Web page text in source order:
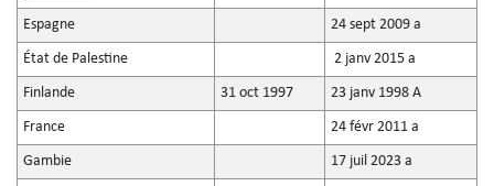
Espagne 24 sept 2009 a
État de Palestine 2 janv 2015 a
Finlande 31 oct 1997 23 janv 1998 A
France 24 févr 2011 a
Gambie 17 juil 2023 a